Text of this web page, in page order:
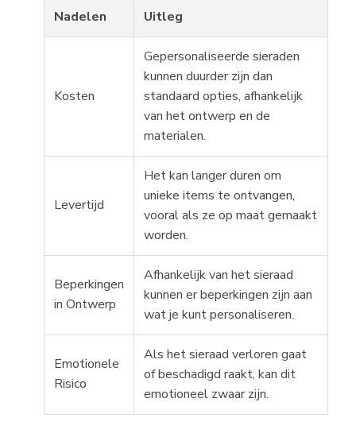
Nadelen Uitleg
Kosten
Gepersonaliseerde sieraden
kunnen duurder zijn dan
standaard opties, afhankelijk
van het ontwerp en de
materialen.
Levertijd
Het kan langer duren om
unieke items te ontvangen,
vooral als ze op maat gemaakt
worden.
Beperkingen
in Ontwerp
Afhankelijk van het sieraad
kunnen er beperkingen zijn aan
wat je kunt personaliseren.
Emotionele
Risico
Als het sieraad verloren gaat
of beschadigd raakt, kan dit
emotioneel zwaar zijn.